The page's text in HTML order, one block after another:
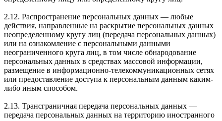
2.12. Распространение персональных данных — любые
действия, направленные на раскрытие персональных данных
неопределенному кругу лиц (передача персональных данных)
или на ознакомление с персональными данными
неограниченного круга лиц, в том числе обнародование
персональных данных в средствах массовой информации,
размещение в информационно-телекоммуникационных сетях
или предоставление доступа к персональным данным каким-
либо иным способом.
2.13. Трансграничная передача персональных данных —
передача персональных данных на территорию иностранного